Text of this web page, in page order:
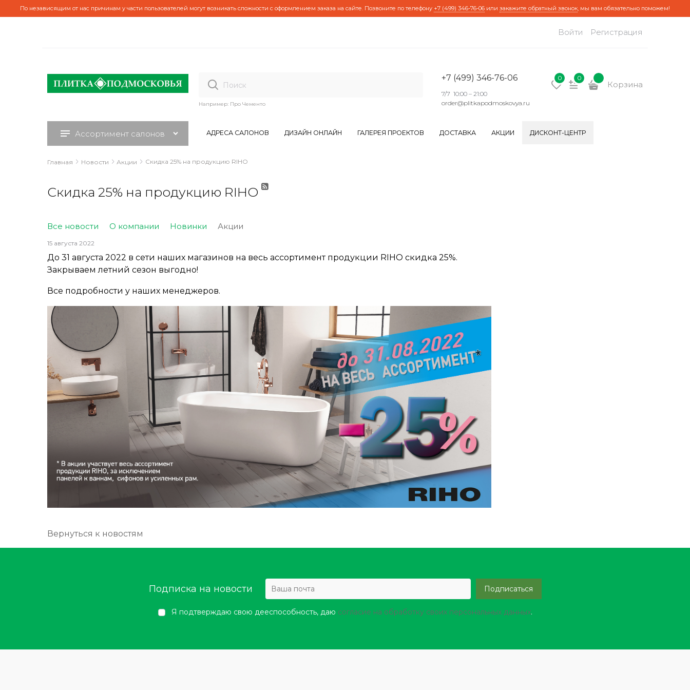
По независящим от нас причинам у части пользователей могут возникать сложности с оформлением заказа на сайте. Позвоните по телефону +7 (499) 346-76-06 или закажите обратный звонок, мы вам обязательно поможем!
Войти Регистрация
Например: Про Чементо
+7 (499) 346-76-06
7/7 10:00 – 21:00
order@plitkapodmoskovya.ru
0 0
Корзина
Ассортимент салонов АДРЕСА САЛОНОВ ДИЗАЙН ОНЛАЙН ГАЛЕРЕЯ ПРОЕКТОВ ДОСТАВКА АКЦИИ ДИСКОНТ-ЦЕНТР
Главная Новости Акции Скидка 25% на продукцию RIHO
Скидка 25% на продукцию RIHO
Все новости О компании Новинки Акции
15 августа 2022
До 31 августа 2022 в сети наших магазинов на весь ассортимент продукции RIHO скидка 25%.
Закрываем летний сезон выгодно!
Все подробности у наших менеджеров.
Вернуться к новостям
Подписка на новости
Я подтверждаю свою дееспособность, даю согласие на обработку своих персональных данных.